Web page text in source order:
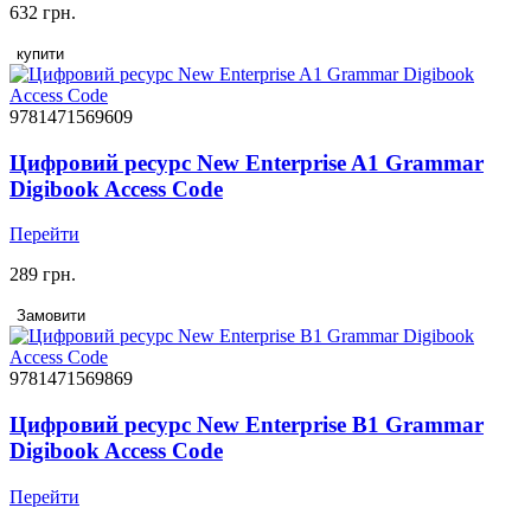
632 грн.
купити
9781471569609
Цифровий ресурс New Enterprise A1 Grammar
Digibook Access Code
Перейти
289 грн.
Замовити
9781471569869
Цифровий ресурс New Enterprise B1 Grammar
Digibook Access Code
Перейти